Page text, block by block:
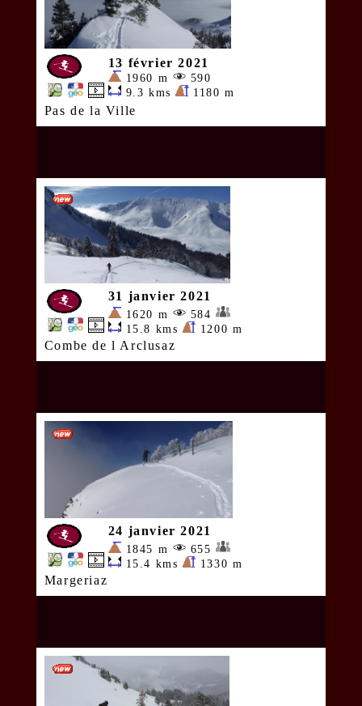
13 février 2021
1960 m
590
9.3 kms
1180 m
Pas de la Ville
31 janvier 2021
1620 m
584
15.8 kms
1200 m
Combe de l Arclusaz
24 janvier 2021
1845 m
655
15.4 kms
1330 m
Margeriaz